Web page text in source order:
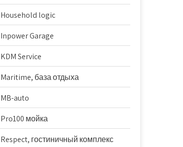
Household logic
Inpower Garage
KDM Service
Maritime, база отдыха
MB-auto
Pro100 мойка
Respect, гостиничный комплекс